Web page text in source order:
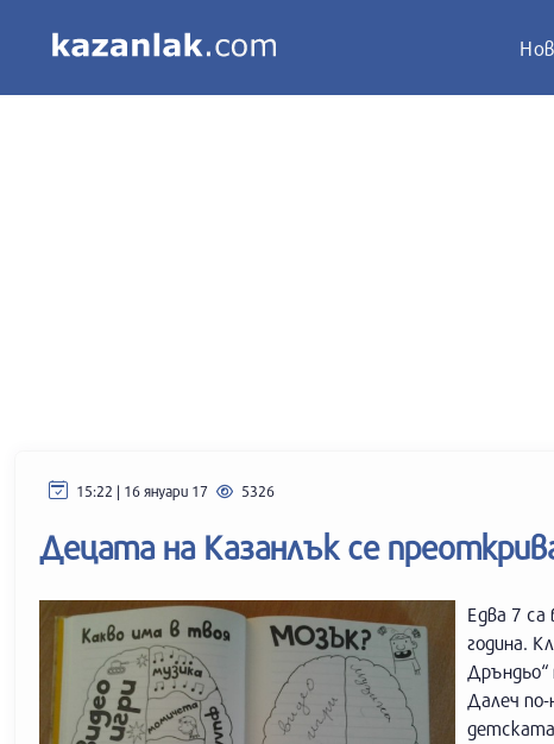
15:22 | 16 януари 17 5326
Децата на Казанлък се
Едва 7 са
година.
Далеч по-